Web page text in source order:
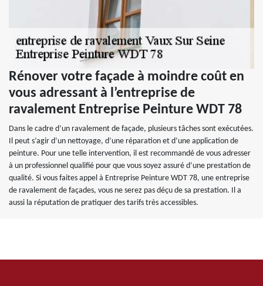
Rénover votre façade à moindre coût en
vous adressant à l’entreprise de
ravalement Entreprise Peinture WDT 78
Dans le cadre d’un ravalement de façade, plusieurs tâches sont exécutées.
Il peut s’agir d’un nettoyage, d’une réparation et d’une application de
peinture. Pour une telle intervention, il est recommandé de vous adresser
à un professionnel qualifié pour que vous soyez assuré d’une prestation de
qualité. Si vous faites appel à Entreprise Peinture WDT 78, une entreprise
de ravalement de façades, vous ne serez pas déçu de sa prestation. Il a
aussi la réputation de pratiquer des tarifs très accessibles.